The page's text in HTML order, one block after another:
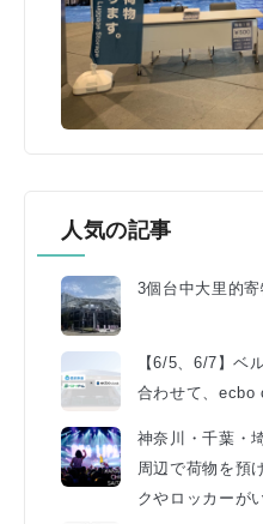
人気の記事
3個台中大里的
【6/5、6/7】ベ
合わせて、ecbo
神奈川・千葉・
周辺で荷物を預
クやロッカーが